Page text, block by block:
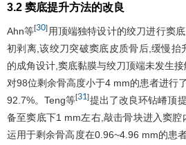
3.2 窦底提升方法的改良
Ahn等[30] 用顶端独特设计的绞刀进行窦
初剥离,该绞刀突破窦底皮质骨后,缓慢抬
的成角设计,窦底黏膜与绞刀顶端未发生
对98位剩余骨高度小于4 mm的患者进行
92.7%。Teng等[31]提出了改良环钻嵴顶
备至窦底下1 mm左右,敲击骨块进入窦
运用于剩余骨高度在0.96~4.96 mm的患